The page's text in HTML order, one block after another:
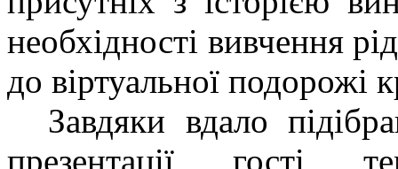
необхідності вивчення
до віртуальної подорожі
Завдяки вдало
презентації гості